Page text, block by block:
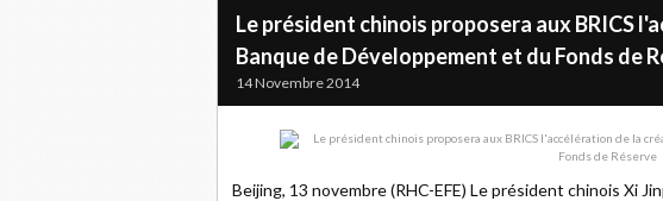
Le président chinois proposera aux BRICS
Banque de Développement et du Fonds de
14 Novembre 2014
Beijing, 13 novembre (RHC-EFE) Le président chinois Xi